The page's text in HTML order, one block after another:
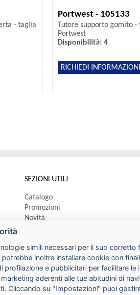
- taglia
Portwest - 105133
Tutore supporto gomito
Portwest
Disponibilità: 4
RICHIEDI INFORMAZIONI
SEZIONI UTILI
Catalogo
Promozioni
Novità
simili necessari per il suo
inoltre installare cookie con
profilazione e pubblicitari per facilitare
aderenti alle tue abitudini di
Cliccando su "Impostazioni" puoi